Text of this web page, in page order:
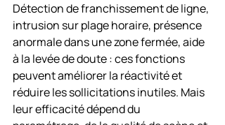
Détection de franchissement de ligne,
intrusion sur plage horaire, présence
anormale dans une zone fermée, aide
à la levée de doute : ces fonctions
peuvent améliorer la réactivité et
réduire les sollicitations inutiles. Mais
leur efficacité dépend du